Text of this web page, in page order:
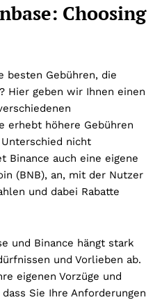
Choosing
besten Gebühren, die
Hier geben wir Ihnen einen
erhebt höhere Gebühren
nicht
Binance auch eine eigene
(BNB), an, mit der Nutzer
und dabei Rabatte
und Binance hängt stark
und Vorlieben ab.
eigenen Vorzüge und
Sie Ihre Anforderungen